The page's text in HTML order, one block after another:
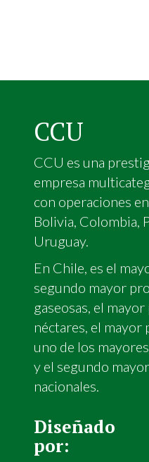
CCU
CCU es una
empresa
con operaciones
Bolivia, Colombia,
Uruguay.
En Chile, es el
segundo mayor
gaseosas, el
néctares, el
uno de los
y el segundo
nacionales.
Diseñado
por: